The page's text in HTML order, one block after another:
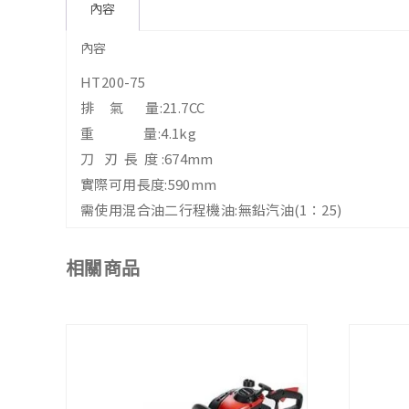
內容
內容
HT200-75
排 氣 量:21.7CC
重 量:4.1kg
刀 刃 長 度 :674mm
實際可用長度:590mm
需使用混合油二行程機油:無鉛汽油(1：25)
相關商品